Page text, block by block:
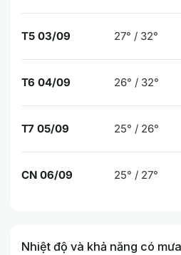
T5 03/09 27° / 32°
T6 04/09 26° / 32°
T7 05/09 25° / 26°
CN 06/09 25° / 27°
Nhiệt độ và khả năng có